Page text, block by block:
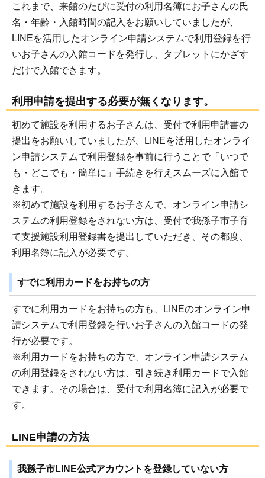
これまで、来館のたびに受付の利用名簿にお子さんの氏
名・年齢・入館時間の記入をお願いしていましたが、
LINEを活用したオンライン申請システムで利用登録を行
いお子さんの入館コードを発行し、タブレットにかざす
だけで入館できます。
利用申請を提出する必要が無くなります。
初めて施設を利用するお子さんは、受付で利用申請書の
提出をお願いしていましたが、LINEを活用したオンライ
ン申請システムで利用登録を事前に行うことで「いつで
も・どこでも・簡単に」手続きを行えスムーズに入館で
きます。
※初めて施設を利用するお子さんで、オンライン申請シ
ステムの利用登録をされない方は、受付で我孫子市子育
て支援施設利用登録書を提出していただき、その都度、
利用名簿に記入が必要です。
すでに利用カードをお持ちの方
すでに利用カードをお持ちの方も、LINEのオンライン申
請システムで利用登録を行いお子さんの入館コードの発
行が必要です。
※利用カードをお持ちの方で、オンライン申請システム
の利用登録をされない方は、引き続き利用カードで入館
できます。その場合は、受付で利用名簿に記入が必要で
す。
LINE申請の方法
我孫子市LINE公式アカウントを登録していない方